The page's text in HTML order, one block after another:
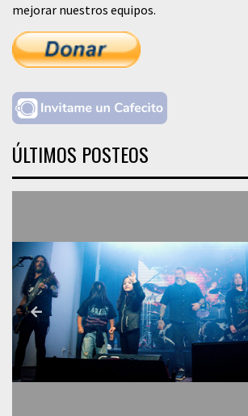
mejorar nuestros equipos.
ÚLTIMOS POSTEOS